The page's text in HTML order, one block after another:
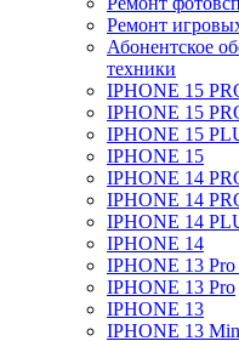
Ремонт
Абонентское
техники
IPHONE 15
IPHONE 15
IPHONE 15
IPHONE 15
IPHONE 14
IPHONE 14
IPHONE 14
IPHONE 14
IPHONE 13
IPHONE 13 Pro
IPHONE 13
IPHONE 13